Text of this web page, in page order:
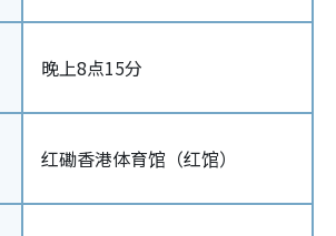
晚上8点15分
红磡香港体育馆（红馆）